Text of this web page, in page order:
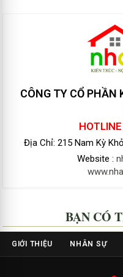
CÔNG TY CỔ PHẦN
Địa Chỉ: 215 Nam Kỳ
Website :
BẠN CÓ
GIỚI THIỆU NHÂN SỰ